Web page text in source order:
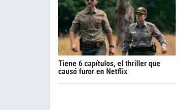
Tiene 6 capítulos, el thriller que
causó furor en Netflix